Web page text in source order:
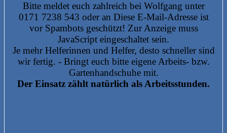
Bitte meldet euch zahlreich bei Wolfgang unter
0171 7238 543 oder an Diese E-Mail-Adresse ist
vor Spambots geschützt! Zur Anzeige muss
JavaScript eingeschaltet sein.
Je mehr Helferinnen und Helfer, desto schneller sind
wir fertig. - Bringt euch bitte eigene Arbeits- bzw.
Gartenhandschuhe mit.
Der Einsatz zählt natürlich als Arbeitsstunden.